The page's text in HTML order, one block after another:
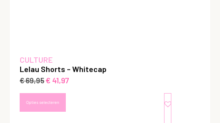
CULTURE
Lelau Shorts – Whitecap
€69,95€ 41,97
Opties selecteren